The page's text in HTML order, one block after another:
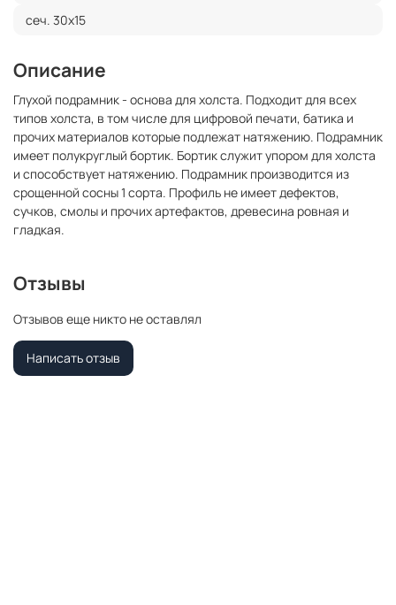
сеч. 30х15
Описание
Глухой подрамник - основа для холста. Подходит для всех
типов холста, в том числе для цифровой печати, батика и
прочих материалов которые подлежат натяжению. Подрамник
имеет полукруглый бортик. Бортик служит упором для холста
и способствует натяжению. Подрамник производится из
срощенной сосны 1 сорта. Профиль не имеет дефектов,
сучков, смолы и прочих артефактов, древесина ровная и
гладкая.
Отзывы
Отзывов еще никто не оставлял
Написать отзыв